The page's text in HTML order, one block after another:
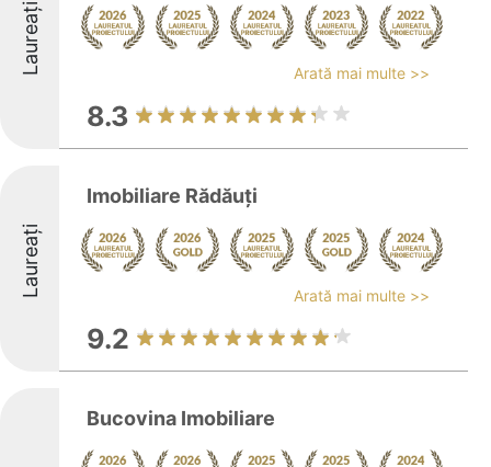
Laureați Arată mai multe >>
8.3
Laureați
Imobiliare Rădăuți
Arată mai multe >>
9.2
Bucovina Imobiliare